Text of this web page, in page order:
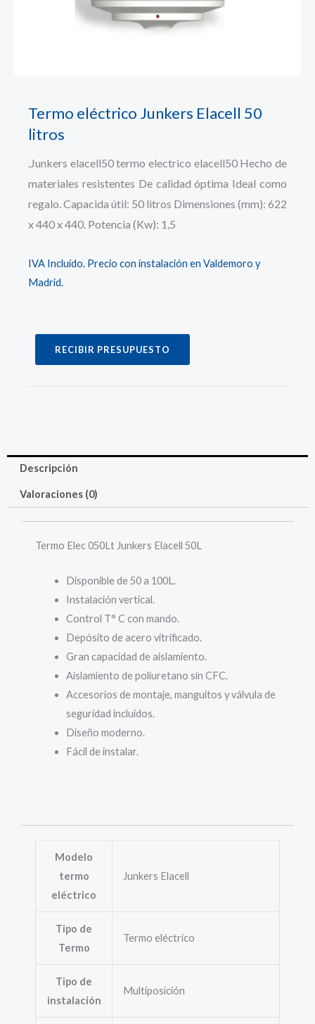
Termo eléctrico Junkers Elacell 50
litros
.Junkers elacell50 termo electrico elacell50 Hecho de
materiales resistentes De calidad óptima Ideal como
regalo. Capacida útil: 50 litros Dimensiones (mm): 622
x 440 x 440. Potencia (Kw): 1,5
IVA Incluído. Precio con instalación en Valdemoro y
Madrid.
RECIBIR PRESUPUESTO
Descripción
Valoraciones (0)
Termo Elec 050Lt Junkers Elacell 50L
Disponible de 50 a 100L.
Instalación vertical.
Control T° C con mando.
Depósito de acero vitrificado.
Gran capacidad de aislamiento.
Aislamiento de poliuretano sin CFC.
Accesorios de montaje, manguitos y válvula de
seguridad incluidos.
Diseño moderno.
Fácil de instalar.
Modelo
termo
eléctrico
Junkers Elacell
Tipo de
Termo
Termo eléctrico
Tipo de
instalación
Multiposición